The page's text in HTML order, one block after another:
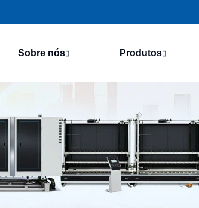
Sobre nós Produtos